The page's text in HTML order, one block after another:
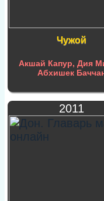
Чужой
Акшай Капур, Дия
Абхишек
2011